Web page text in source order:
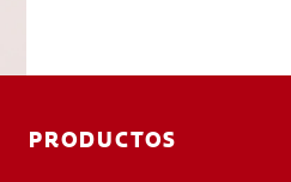
PRODUCTOS